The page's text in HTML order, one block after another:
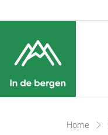
Home